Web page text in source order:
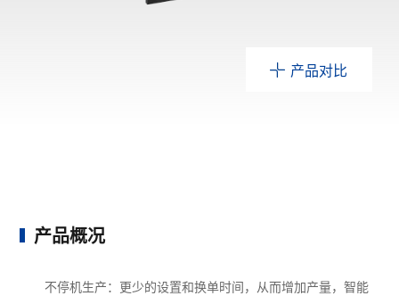
产品对比
产品概况
不停机生产：更少的设置和换单时间，从而增加产量，智能